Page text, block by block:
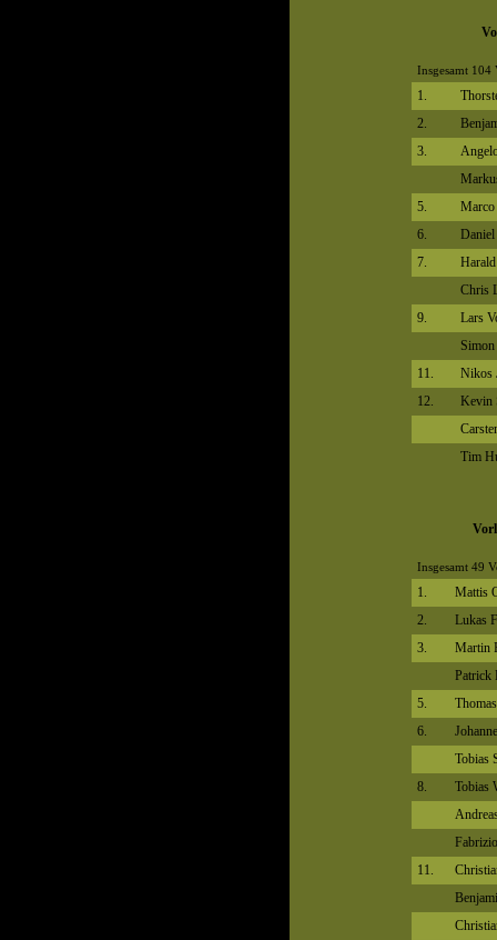
Insgesamt 104
1.
2.
3.
5.
Marco
6.
Daniel
7.
Chris
9.
Lars
Simon
11.
Nikos
12.
Kevin
Tim
Insgesamt 49
1.
Mattis
2.
Lukas
3.
Martin
Patrick
5.
6.
Tobias
8.
Tobias
11.